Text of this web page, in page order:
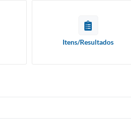
Itens/Resultados